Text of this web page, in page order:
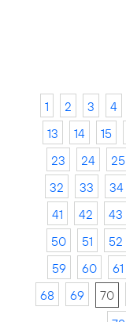
1 2 3 4
13
14 15
23
24 25
32
33 34
41
42 43
50
51 52
59
60 61
68
69 70